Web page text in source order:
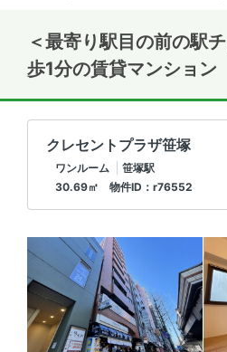
＜最寄り駅目の前の駅
歩1分の賃貸マンション
クレセントプラザ笹塚
ワンルーム
笹塚駅
30.69㎡ 物件ID：r76552